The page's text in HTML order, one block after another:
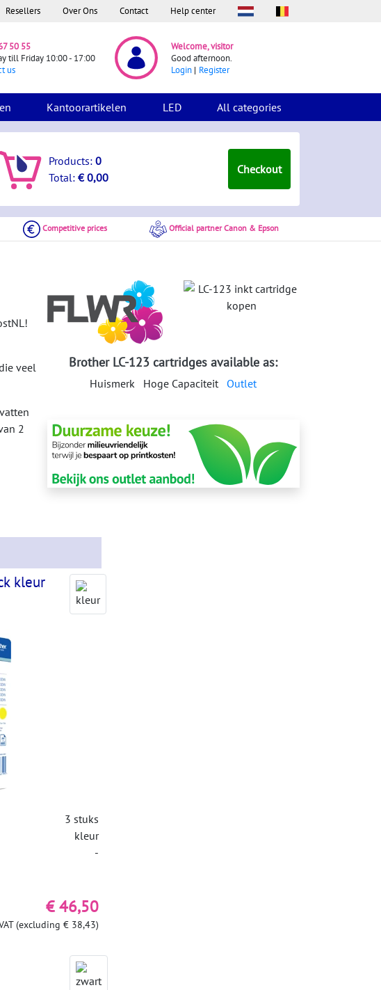
Resellers Over Ons Contact Help center
50 55
till Friday 10:00 - 17:00
us
Welcome, visitor
Good afternoon.
Login
Register
Kantoorartikelen LED All categories
Products:0
Total:€ 0,00
Checkout
Competitive prices Official partner Canon & Epson
veel
2
Brother LC-123 cartridges available as:
Huismerk Hoge Capaciteit Outlet
kleur
3 stuks
kleur
-
€ 46,50
(excluding € 38,43)